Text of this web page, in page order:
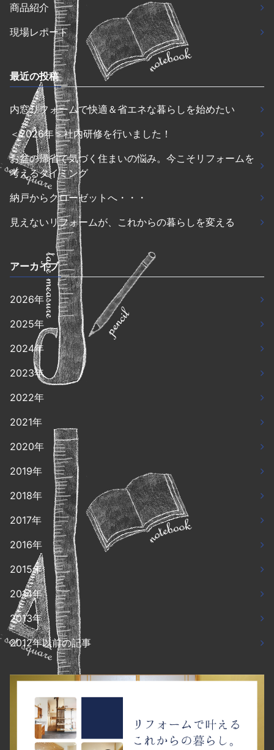
商品紹介
現場レポート
最近の投稿
内窓リフォームで快適＆省エネな暮らしを始めたい
＜2026年＞社内研修を行いました！
お盆の帰省で気づく住まいの悩み。今こそリフォームを
考えるタイミング
納戸からクローゼットへ・・・
見えないリフォームが、これからの暮らしを変える
アーカイブ
2026年
2025年
2024年
2023年
2022年
2021年
2020年
2019年
2018年
2017年
2016年
2015年
2014年
2013年
2012年以前の記事